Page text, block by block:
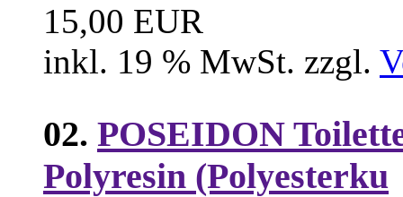
15,00 EUR
inkl. 19 % MwSt. zzgl.
02. POSEIDON
Polyresin (Polyesterku